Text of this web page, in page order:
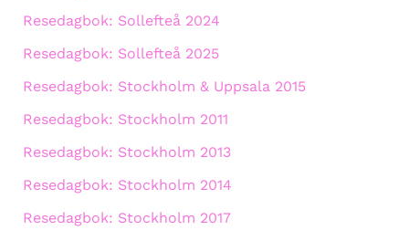
Resedagbok: Sollefteå 2024
Resedagbok: Sollefteå 2025
Resedagbok: Stockholm & Uppsala 2015
Resedagbok: Stockholm 2011
Resedagbok: Stockholm 2013
Resedagbok: Stockholm 2014
Resedagbok: Stockholm 2017